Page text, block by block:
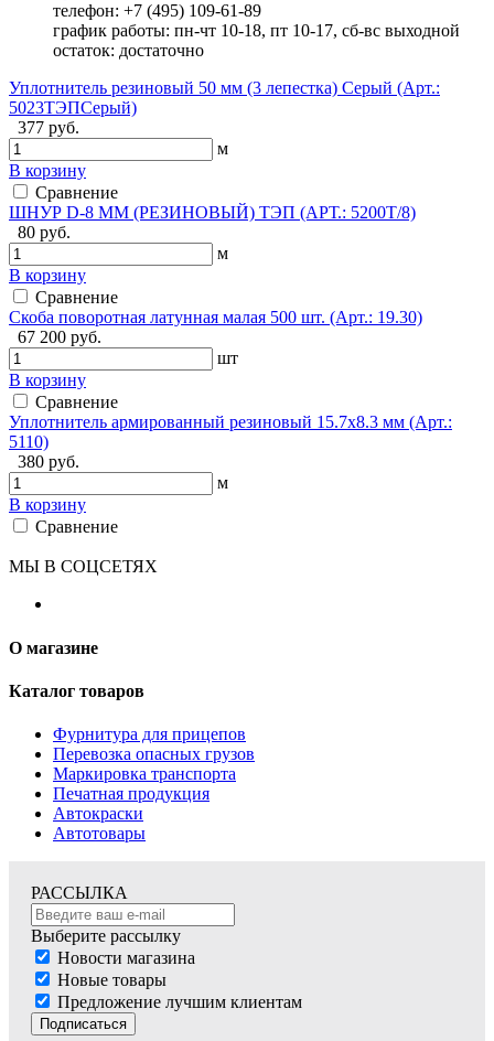
телефон: +7 (495) 109-61-89
график работы: пн-чт 10-18, пт 10-17, сб-вс выходной
остаток: достаточно
Уплотнитель резиновый 50 мм (3 лепестка) Серый (Арт.:
5023ТЭПСерый)
377 руб.
м
В корзину
Сравнение
ШНУР D-8 ММ (РЕЗИНОВЫЙ) ТЭП (АРТ.: 5200Т/8)
80 руб.
м
В корзину
Сравнение
Скоба поворотная латунная малая 500 шт. (Арт.: 19.30)
67 200 руб.
шт
В корзину
Сравнение
Уплотнитель армированный резиновый 15.7х8.3 мм (Арт.:
5110)
380 руб.
м
В корзину
Сравнение
МЫ В СОЦСЕТЯХ
О магазине
Каталог товаров
Фурнитура для прицепов
Перевозка опасных грузов
Маркировка транспорта
Печатная продукция
Автокраски
Автотовары
РАССЫЛКА
Выберите рассылку
Новости магазина
Новые товары
Предложение лучшим клиентам
Подписаться